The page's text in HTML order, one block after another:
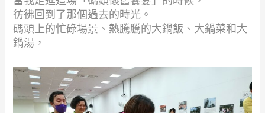
彷彿回到了那個過去的時光。
碼頭上的忙碌場景、熱騰騰的大鍋飯、大鍋菜和大
鍋湯，